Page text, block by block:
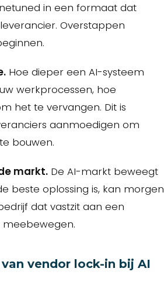
in een formaat dat
Overstappen
Hoe dieper een AI-systeem
werkprocessen, hoe
het te vervangen. Dit is
aanmoedigen om
bouwen.
markt. De AI-markt beweegt
beste oplossing is, kan morgen
dat vastzit aan een
vendor lock-in bij AI